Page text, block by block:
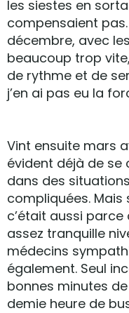
les siestes en
compensaient
décembre, avec
beaucoup trop
de rythme et de
j’en ai pas eu la
Vint ensuite mars
évident déjà de
dans des
compliquées. Mais
c’était aussi
assez tranquille
médecins
également. Seul
bonnes minutes
demie heure de